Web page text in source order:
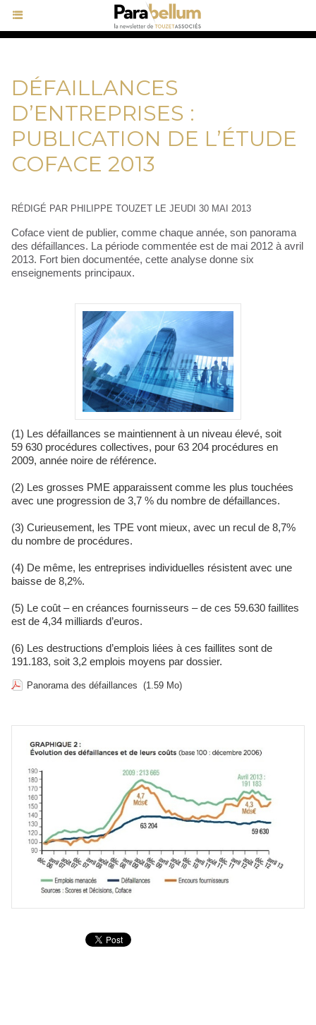
DÉFAILLANCES
D’ENTREPRISES :
PUBLICATION DE L’ÉTUDE
COFACE 2013
RÉDIGÉ PAR PHILIPPE TOUZET LE JEUDI 30 MAI 2013
Coface vient de publier, comme chaque année, son panorama
des défaillances. La période commentée est de mai 2012 à avril
2013. Fort bien documentée, cette analyse donne six
enseignements principaux.
(1) Les défaillances se maintiennent à un niveau élevé, soit
59 630 procédures collectives, pour 63 204 procédures en
2009, année noire de référence.
(2) Les grosses PME apparaissent comme les plus touchées
avec une progression de 3,7 % du nombre de défaillances.
(3) Curieusement, les TPE vont mieux, avec un recul de 8,7%
du nombre de procédures.
(4) De même, les entreprises individuelles résistent avec une
baisse de 8,2%.
(5) Le coût – en créances fournisseurs – de ces 59.630 faillites
est de 4,34 milliards d’euros.
(6) Les destructions d’emplois liées à ces faillites sont de
191.183, soit 3,2 emplois moyens par dossier.
Panorama des défaillances (1.59 Mo)